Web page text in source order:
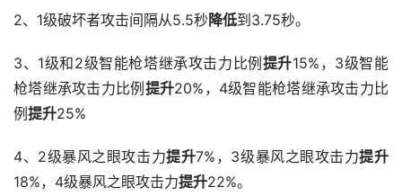
2、1级破坏者攻击间隔从5.5秒 降低到3.75秒。
3、1级和2级智能枪塔继承攻击力比例 提升15%，3级智能
枪塔继承攻击力比例 提升20%，4级智能枪塔继承攻击力比
例 提升25%
4、2级暴风之眼攻击力提升7%，3级暴风之眼攻击力提升
18%，4级暴风之眼攻击力提升22%。